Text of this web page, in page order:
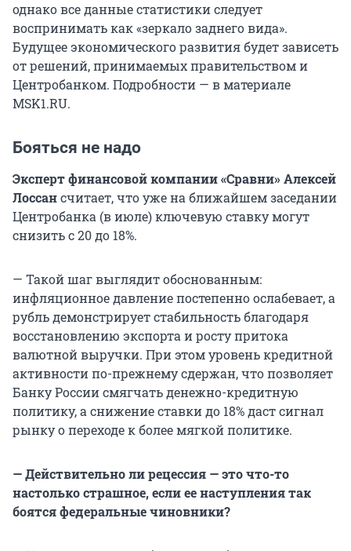
однако все данные статистики следует
воспринимать как «зеркало заднего вида».
Будущее экономического развития будет зависеть
от решений, принимаемых правительством и
Центробанком. Подробности — в материале
MSK1.RU.
Бояться не надо
Эксперт финансовой компании «Сравни» Алексей
Лоссансчитает, что уже на ближайшем заседании
Центробанка (в июле) ключевую ставку могут
снизить с 20 до 18%.
— Такой шаг выглядит обоснованным:
инфляционное давление постепенно ослабевает, а
рубль демонстрирует стабильность благодаря
восстановлению экспорта и росту притока
валютной выручки. При этом уровень кредитной
активности по-прежнему сдержан, что позволяет
Банку России смягчать денежно-кредитную
политику, а снижение ставки до 18% даст сигнал
рынку о переходе к более мягкой политике.
— Действительно ли рецессия — это что-то
настолько страшное, если ее наступления так
боятся федеральные чиновники?